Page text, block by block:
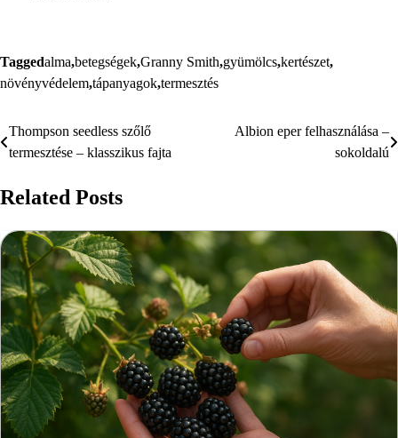
Taggedalma,betegségek,Granny Smith,gyümölcs,kertészet,
növényvédelem,tápanyagok,termesztés
Bejegyzés
Thompson seedless szőlő
termesztése – klasszikus fajta
Albion eper felhasználása –
sokoldalú
Related Posts